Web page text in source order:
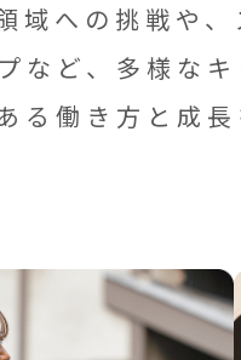
域への挑戦や
など、多様な
る働き方と成